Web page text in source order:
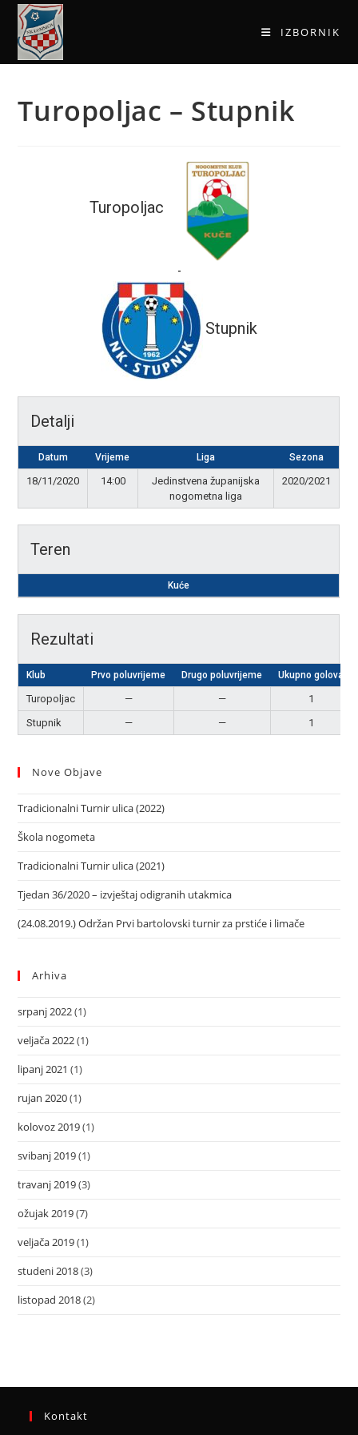
IZBORNIK
Turopoljac – Stupnik
Turopoljac
-
Stupnik
Detalji
Datum Vrijeme Liga Sezona
18/11/2020 14:00
Jedinstvena županijska
nogometna liga
2020/2021
Teren
Kuće
Rezultati
Klub Prvo poluvrijeme Drugo poluvrijeme Ukupno golova
Turopoljac — —
1
Stupnik
— — 1
Nove Objave
Tradicionalni Turnir ulica (2022)
Škola nogometa
Tradicionalni Turnir ulica (2021)
Tjedan 36/2020 – izvještaj odigranih utakmica
(24.08.2019.) Održan Prvi bartolovski turnir za prstiće i limače
Arhiva
srpanj 2022(1)
veljača 2022(1)
lipanj 2021 (1)
rujan 2020(1)
kolovoz 2019(1)
svibanj 2019(1)
travanj 2019(3)
ožujak 2019(7)
veljača 2019(1)
studeni 2018(3)
listopad 2018(2)
Kontakt